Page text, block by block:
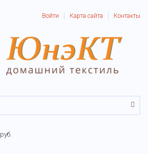
Войти Карта сайта Контакты